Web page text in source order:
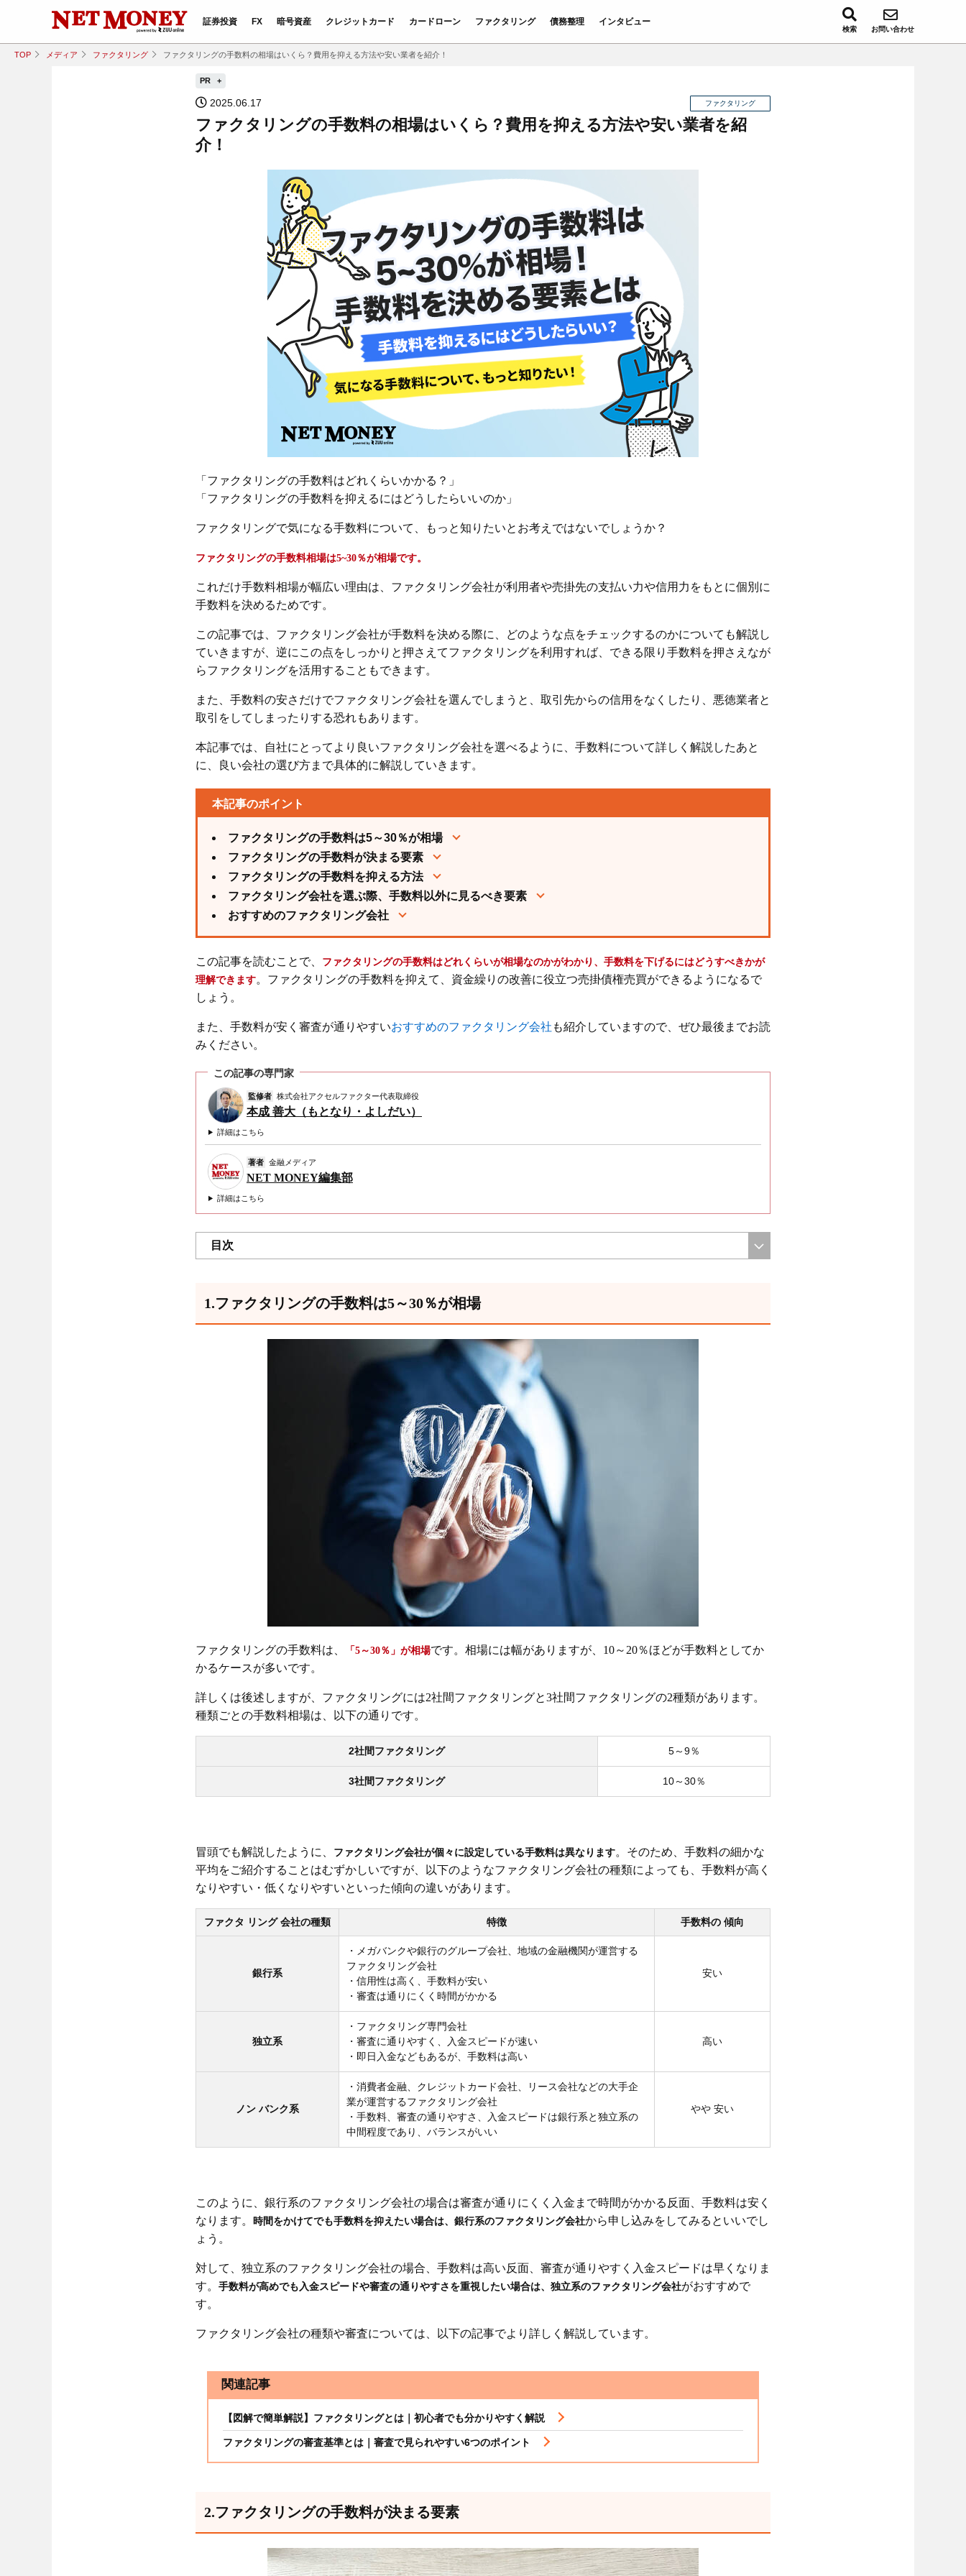
証券投資 FX 暗号資産 クレジットカード カードローン ファクタリング 債務整理 インタビュー
検索 お問い合わせ
TOP メディア ファクタリング ファクタリングの手数料の相場はいくら？費用を抑える方法や安い業者を紹介！
PR
2025.06.17 ファクタリング
ファクタリングの手数料の相場はいくら？費用を抑える方法や安い業者を紹
介！
「ファクタリングの手数料はどれくらいかかる？」
「ファクタリングの手数料を抑えるにはどうしたらいいのか」
ファクタリングで気になる手数料について、もっと知りたいとお考えではないでしょうか？
ファクタリングの手数料相場は5~30％が相場です。
これだけ手数料相場が幅広い理由は、ファクタリング会社が利用者や売掛先の支払い力や信用力をもとに個別に
手数料を決めるためです。
この記事では、ファクタリング会社が手数料を決める際に、どのような点をチェックするのかについても解説し
ていきますが、逆にこの点をしっかりと押さえてファクタリングを利用すれば、できる限り手数料を押さえなが
らファクタリングを活用することもできます。
また、手数料の安さだけでファクタリング会社を選んでしまうと、取引先からの信用をなくしたり、悪徳業者と
取引をしてしまったりする恐れもあります。
本記事では、自社にとってより良いファクタリング会社を選べるように、手数料について詳しく解説したあと
に、良い会社の選び方まで具体的に解説していきます。
本記事のポイント
ファクタリングの手数料は5～30％が相場
ファクタリングの手数料が決まる要素
ファクタリングの手数料を抑える方法
ファクタリング会社を選ぶ際、手数料以外に見るべき要素
おすすめのファクタリング会社
この記事を読むことで、
ファクタリングの手数料はどれくらいが相場なのかがわかり、手数料を下げるにはどうすべきかが
理解できます。ファクタリングの手数料を抑えて、資金繰りの改善に役立つ売掛債権売買ができるようになるで
しょう。
また、手数料が安く審査が通りやすいおすすめのファクタリング会社 も紹介していますので、ぜひ最後までお読
みください。
この記事の専門家
監修者 株式会社アクセルファクター代表取締役
本成 善大（もとなり・よしだい）
詳細はこちら
著者 金融メディア
NET MONEY編集部
詳細はこちら
目次
1.ファクタリングの手数料は5～30％が相場
ファクタリングの手数料は、 「5～30％」が相場です。相場には幅がありますが、10～20％ほどが手数料としてか
かるケースが多いです。
詳しくは後述しますが、ファクタリングには2社間ファクタリングと3社間ファクタリングの2種類があります。
種類ごとの手数料相場は、以下の通りです。
2社間ファクタリング 5～9％
3社間ファクタリング 10～30％
冒頭でも解説したように、 ファクタリング会社が個々に設定している手数料は異なります。そのため、手数料の細かな
平均をご紹介することはむずかしいですが、以下のようなファクタリング会社の種類によっても、手数料が高く
なりやすい・低くなりやすいといった傾向の違いがあります。
ファクタ リング会社の種類 特徴 手数料の 傾向
銀行系
・メガバンクや銀行のグループ会社、地域の金融機関が運営する
ファクタリング会社
・信用性は高く、手数料が安い
・審査は通りにくく時間がかかる
安い
独立系
・ファクタリング専門会社
・審査に通りやすく、入金スピードが速い
・即日入金などもあるが、手数料は高い
高い
ノン バンク系
・消費者金融、クレジットカード会社、リース会社などの大手企
業が運営するファクタリング会社
・手数料、審査の通りやすさ、入金スピードは銀行系と独立系の
中間程度であり、バランスがいい
やや 安い
このように、銀行系のファクタリング会社の場合は審査が通りにくく入金まで時間がかかる反面、手数料は安く
なります。
時間をかけてでも手数料を抑えたい場合は、銀行系のファクタリング会社から申し込みをしてみるといいでし
ょう。
対して、独立系のファクタリング会社の場合、手数料は高い反面、審査が通りやすく入金スピードは早くなりま
す。 手数料が高めでも入金スピードや審査の通りやすさを重視したい場合は、独立系のファクタリング会社がおすすめで
す。
ファクタリング会社の種類や審査については、以下の記事でより詳しく解説しています。
関連記事
【図解で簡単解説】ファクタリングとは｜初心者でも分かりやすく解説
ファクタリングの審査基準とは｜審査で見られやすい6つのポイント
2.ファクタリングの手数料が決まる要素